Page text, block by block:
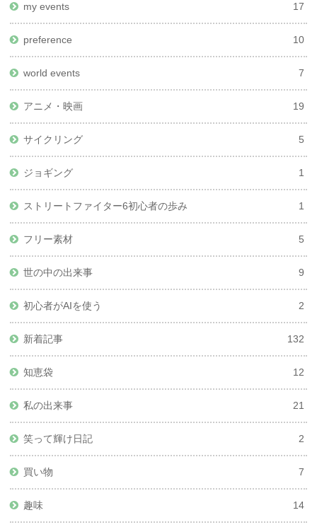
my events 17
preference 10
world events 7
アニメ・映画 19
サイクリング 5
ジョギング 1
ストリートファイター6初心者の歩み 1
フリー素材 5
世の中の出来事 9
初心者がAIを使う 2
新着記事 132
知恵袋 12
私の出来事 21
笑って輝け日記 2
買い物 7
趣味 14